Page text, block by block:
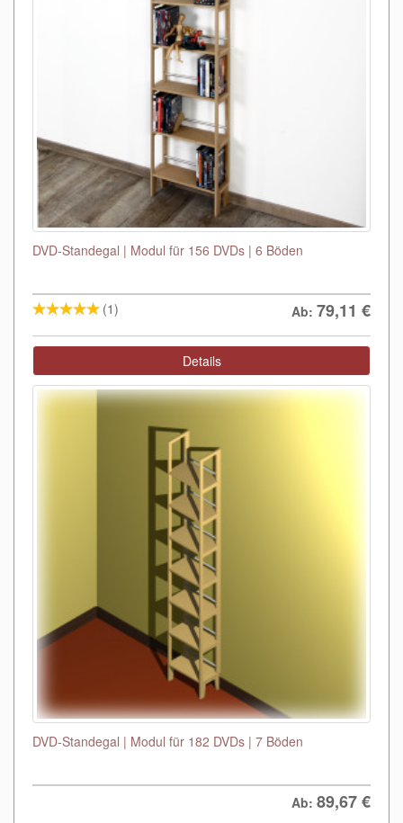
DVD-Standegal | Modul für 156 DVDs | 6 Böden
(1) Ab: 79,11 €
Details
DVD-Standegal | Modul für 182 DVDs | 7 Böden
Ab: 89,67€